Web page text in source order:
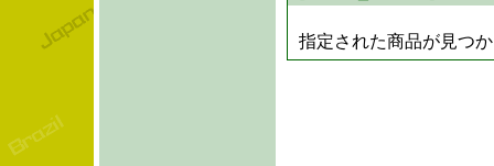
指定された商品が見つ